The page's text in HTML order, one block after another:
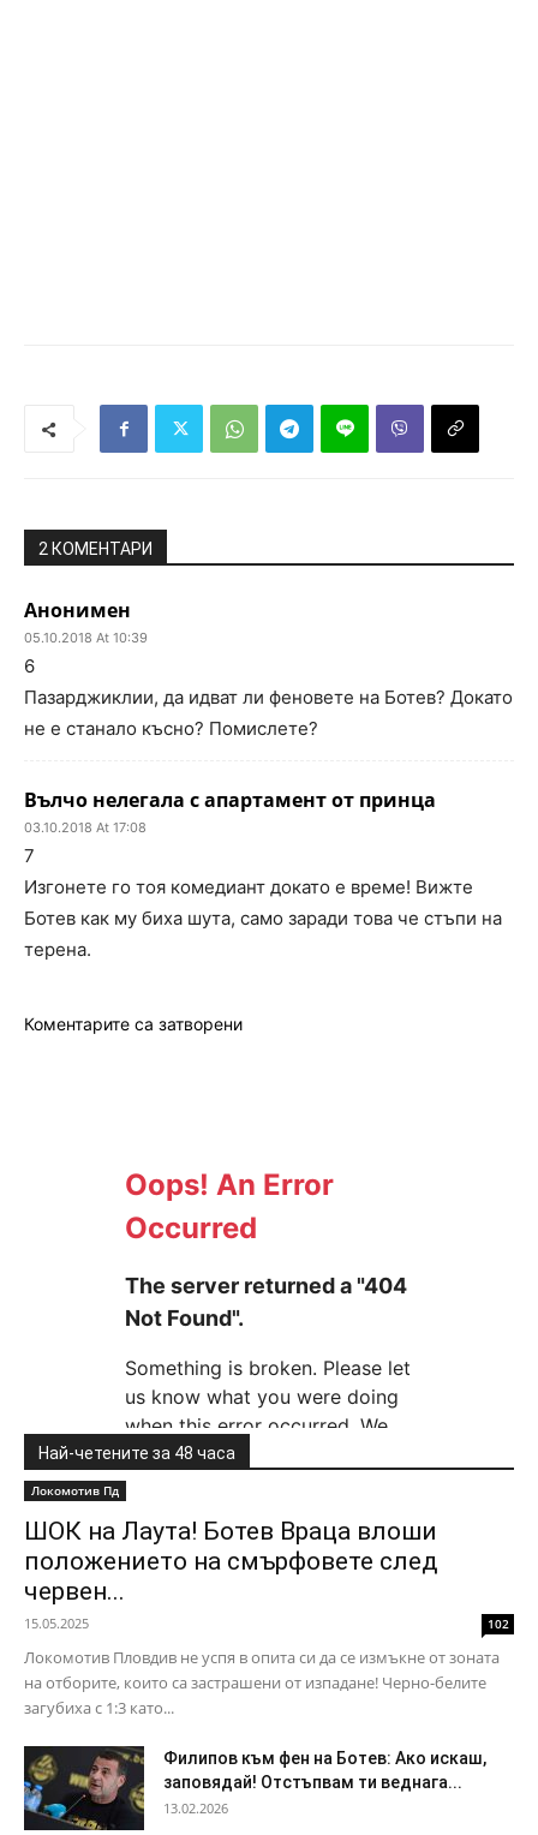
2 КОМЕНТАРИ
Анонимен
05.10.2018 At 10:39
6
Пазарджиклии, да идват ли феновете на Ботев? Докато
не е станало късно? Помислете?
Вълчо нелегала с апартамент от принца
03.10.2018 At 17:08
7
Изгонете го тоя комедиант докато е време! Вижте
Ботев как му биха шута, само заради това че стъпи на
терена.
Коментарите са затворени
Най-четените за 48 часа
Локомотив Пд
ШОК на Лаута! Ботев Враца влоши
положението на смърфовете след
червен...
15.05.2025 102
Локомотив Пловдив не успя в опита си да се измъкне от зоната
на отборите, които са застрашени от изпадане! Черно-белите
загубиха с 1:3 като...
Филипов към фен на Ботев: Ако искаш,
заповядай! Отстъпвам ти веднага...
13.02.2026